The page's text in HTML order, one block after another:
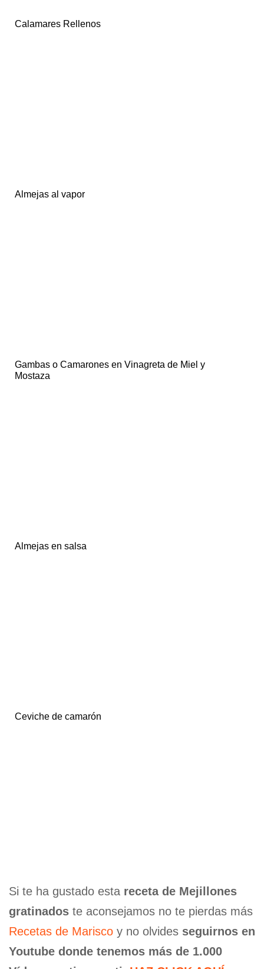
Calamares Rellenos
Almejas al vapor
Gambas o Camarones en Vinagreta de Miel y
Mostaza
Almejas en salsa
Ceviche de camarón
Si te ha gustado esta receta de Mejillones
gratinados te aconsejamos no te pierdas más
Recetas de Marisco y no olvides seguirnos en
Youtube donde tenemos más de 1.000